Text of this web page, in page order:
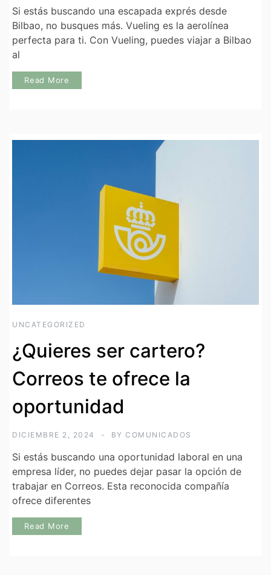
Si estás buscando una escapada exprés desde
Bilbao, no busques más. Vueling es la aerolínea
perfecta para ti. Con Vueling, puedes viajar a Bilbao
al
Read More
UNCATEGORIZED
¿Quieres ser cartero?
Correos te ofrece la
oportunidad
DICIEMBRE 2, 2024 BY COMUNICADOS
Si estás buscando una oportunidad laboral en una
empresa líder, no puedes dejar pasar la opción de
trabajar en Correos. Esta reconocida compañía
ofrece diferentes
Read More